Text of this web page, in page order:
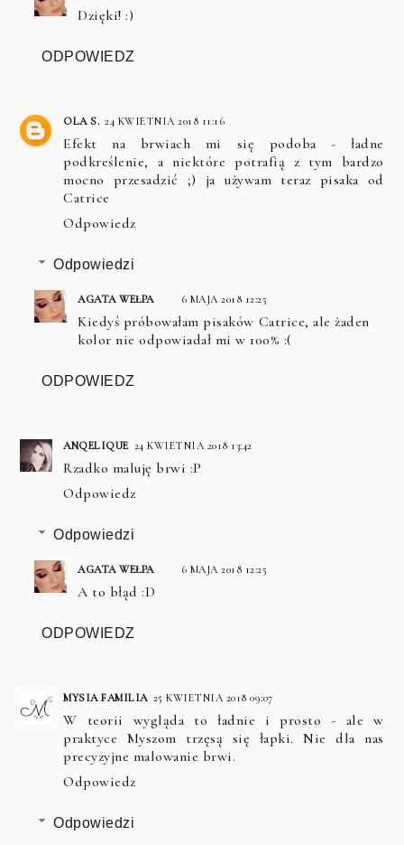
Dzięki! :)
ODPOWIEDZ
OLA S. 24 KWIETNIA 2018 11:16
Efekt na brwiach mi się podoba - ładne
podkreślenie, a niektóre potrafią z tym bardzo
mocno przesadzić ;) ja używam teraz pisaka od
Catrice
Odpowiedz
Odpowiedzi
AGATA WEŁPA 6 MAJA 2018 12:25
Kiedyś próbowałam pisaków Catrice, ale żaden
kolor nie odpowiadał mi w 100% :(
ODPOWIEDZ
ANQELIQUE 24 KWIETNIA 2018 13:42
Rzadko maluję brwi :P
Odpowiedz
Odpowiedzi
AGATA WEŁPA 6 MAJA 2018 12:25
A to błąd :D
ODPOWIEDZ
MYSIA FAMILIA 25 KWIETNIA 2018 09:07
W teorii wygląda to ładnie i prosto - ale w
praktyce Myszom trzęsą się łapki. Nie dla nas
precyzyjne malowanie brwi.
Odpowiedz
Odpowiedzi